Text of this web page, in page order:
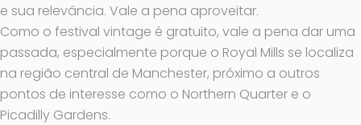
e sua relevância. Vale a pena aproveitar.
Como o festival vintage é gratuito, vale a pena dar uma
passada, especialmente porque o Royal Mills se localiza
na região central de Manchester, próximo a outros
pontos de interesse como o Northern Quarter e o
Picadilly Gardens.